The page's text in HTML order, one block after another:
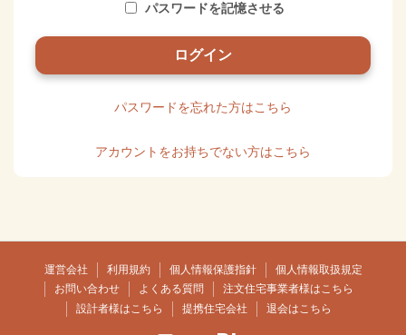
パスワードを記憶させる
パスワードを忘れた方はこちら
アカウントをお持ちでない方はこちら
運営会社 利用規約 個人情報保護指針
個人情報取扱規定
お問い合わせ
よくある質問
注文住宅事業者様はこちら
設計者様はこちら
提携住宅会社 退会はこちら